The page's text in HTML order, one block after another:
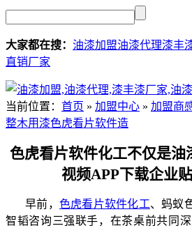
大家都在搜： 油漆加盟油漆代理漆丰
直销厂家
当前位置： 首页 » 加盟中心 » 加盟商
整木用漆色虎看片软件造
色虎看片软件化工不仅是油
视频APP下载企业
早前， 色虎看片软件化工、蚂蚁
智韬咨询三强联手，在茶桌前共同